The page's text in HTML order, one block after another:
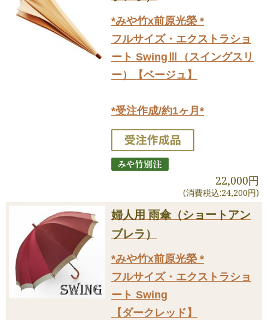
*みや竹x前原光榮 *
フルサイズ・エクストラショ
ート SwingⅢ（スイングスリ
ー）【ベージュ】
*受注作成/約1ヶ月*
22,000円
(消費税込:24,200円)
婦人用 雨傘（ショートアン
ブレラ）
*みや竹x前原光榮 *
フルサイズ・エクストラショ
ート Swing
【ダークレッド】